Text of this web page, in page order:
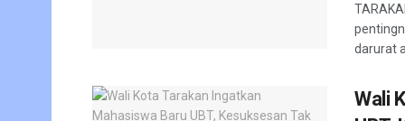
darurat
Wali